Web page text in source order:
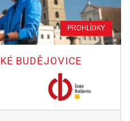
PROHLÍDKY
BUDĚJOVICE